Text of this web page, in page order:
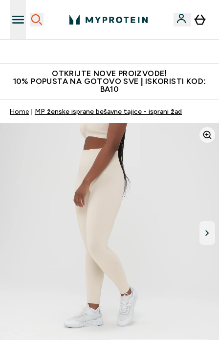
OTKRIJTE NOVE PROIZVODE!
10% POPUSTA NA GOTOVO SVE | ISKORISTI KOD:
BA10
Home MP ženske isprane bešavne tajice - isprani žad